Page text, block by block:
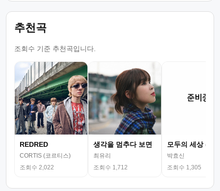
추천곡
조회수 기준 추천곡입니다.
REDRED
CORTIS (코르티스)
조회수 2,022
생각을 멈추다 보면
최유리
조회수 1,712
모두의 세상 (뮤
박효신
조회수 1,305